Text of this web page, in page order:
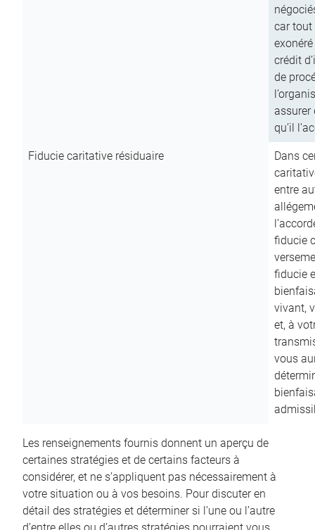
car tout
crédit
de
assurer
qu’il
Fiducie caritative résiduaire
Dans
entre
fiducie
fiducie
vivant,
et, à
vous
Les renseignements fournis donnent un aperçu de
certaines stratégies et de certains facteurs à
considérer, et ne s’appliquent pas nécessairement à
votre situation ou à vos besoins. Pour discuter en
détail des stratégies et déterminer si l’une ou l’autre
d’entre elles ou d’autres stratégies pourraient vous